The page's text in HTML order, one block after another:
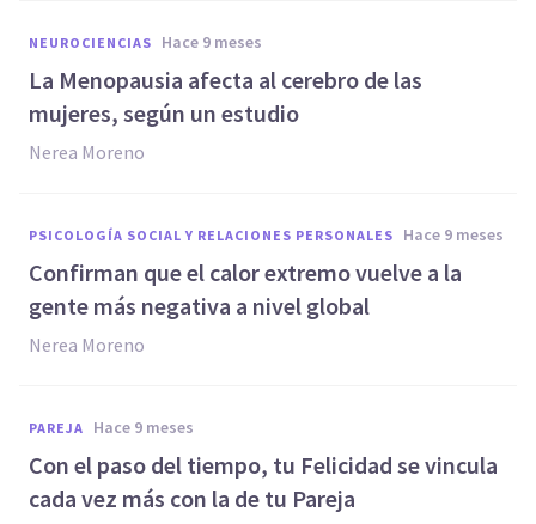
NEUROCIENCIAS hace 9 meses
La Menopausia afecta al cerebro de las
mujeres, según un estudio
Nerea Moreno
PSICOLOGÍA SOCIAL Y RELACIONES PERSONALES hace 9 meses
Confirman que el calor extremo vuelve a la
gente más negativa a nivel global
Nerea Moreno
PAREJA hace 9 meses
Con el paso del tiempo, tu Felicidad se vincula
cada vez más con la de tu Pareja